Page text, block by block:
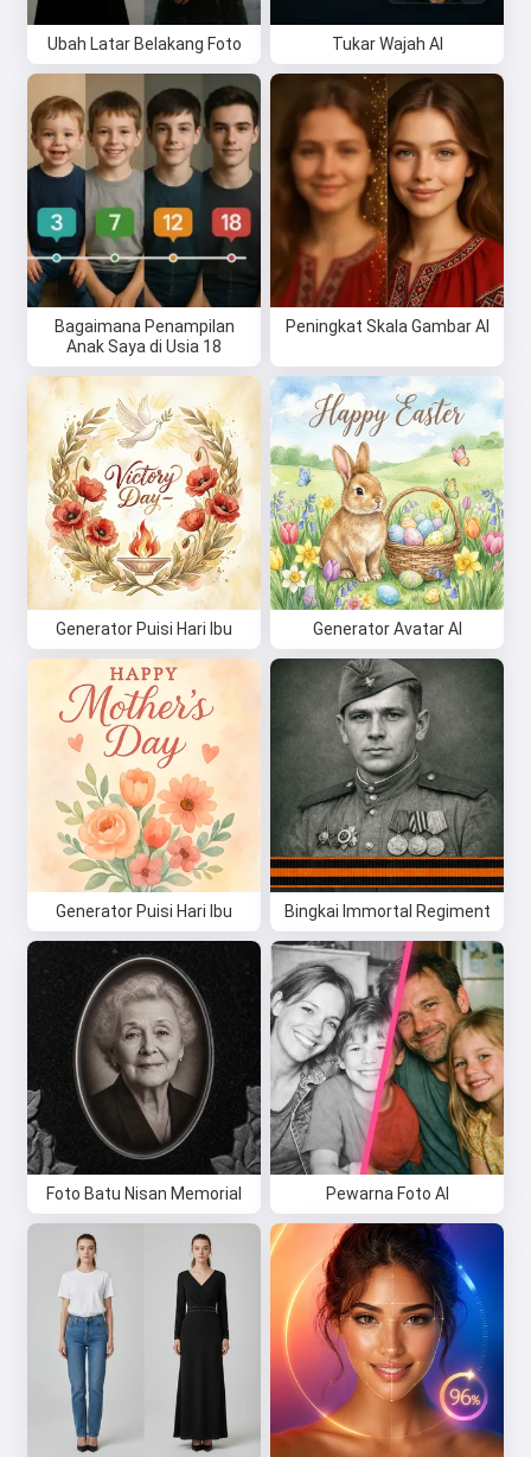
Ubah Latar Belakang Foto Tukar Wajah AI
Bagaimana Penampilan
Anak Saya di Usia 18
Peningkat Skala Gambar AI
Generator Puisi Hari Ibu Generator Avatar AI
Generator Puisi Hari Ibu Bingkai Immortal Regiment
Foto Batu Nisan Memorial Pewarna Foto AI
Saya menerima:
Kebijakan Privasi
Kebijakan Pengembalian Dana